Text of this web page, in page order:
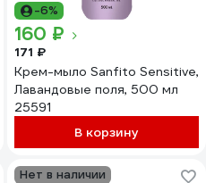
-6%
160 ₽
171 ₽
Крем-мыло Sanfito Sensitive,
Лавандовые поля, 500 мл
25591
В корзину
Нет в наличии